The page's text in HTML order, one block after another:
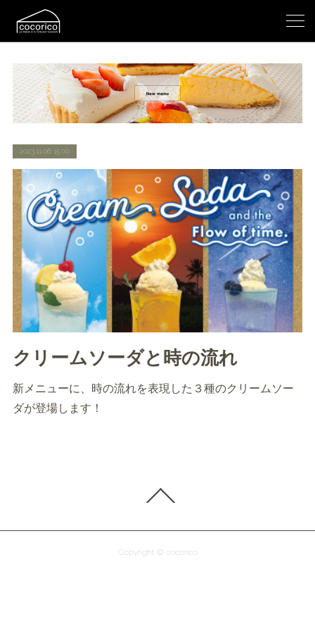
2023.11.06 15:00
クリームソーダと時の流れ
新メニューに、時の流れを表現した３種のクリームソー
ダが登場します！
Copyright © cocorico